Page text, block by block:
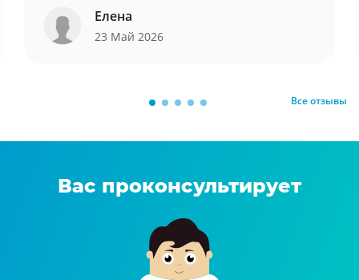
Елена
23 Май 2026
Все отзывы
Вас проконсультирует